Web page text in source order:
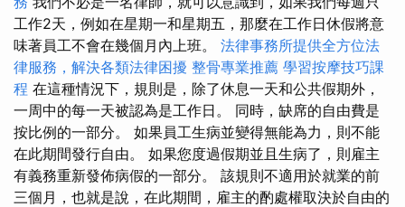
工作2天，例如在星期一和星期五，那麼在工作日休假將意
味著員工不會在幾個月內上班。 法律事務所提供全方位法
律服務，解決各類法律困擾 整骨專業推薦 學習按摩技巧課
程 在這種情況下，規則是，除了休息一天和公共假期外，
一周中的每一天被認為是工作日。 同時，缺席的自由費是
按比例的一部分。 如果員工生病並變得無能為力，則不能
在此期間發行自由。 如果您度過假期並且生病了，則雇主
有義務重新發佈病假的一部分。 該規則不適用於就業的前
三個月，也就是說，在此期間，雇主的酌處權取決於自由的